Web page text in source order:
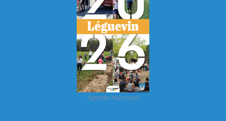
Agenda Municipal